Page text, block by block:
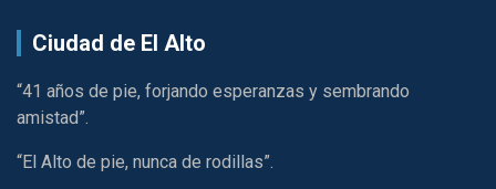
Ciudad de El Alto
“41 años de pie, forjando esperanzas y sembrando
amistad”.
“El Alto de pie, nunca de rodillas”.